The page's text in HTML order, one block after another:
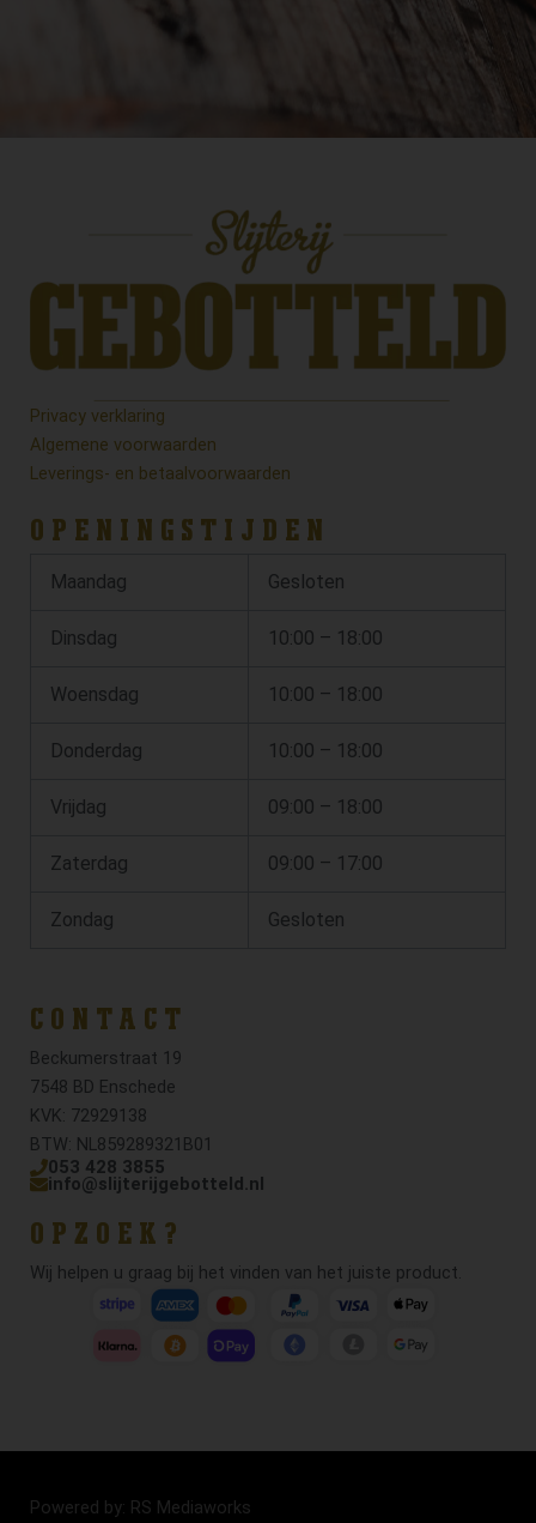
Privacy verklaring
Algemene voorwaarden
Leverings- en betaalvoorwaarden
OPENINGSTIJDEN
Maandag Gesloten
Dinsdag 10:00 – 18:00
Woensdag 10:00 – 18:00
Donderdag 10:00 – 18:00
Vrijdag 09:00 – 18:00
Zaterdag 09:00 – 17:00
Zondag Gesloten
CONTACT
Beckumerstraat 19
7548 BD Enschede
KVK: 72929138
BTW: NL859289321B01
053 428 3855
info@slijterijgebotteld.nl
OPZOEK?
Wij helpen u graag bij het vinden van het juiste product.
Powered by: RS Mediaworks